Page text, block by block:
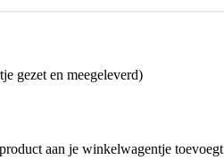
gezet en meegeleverd)
aan je winkelwagentje toevoegt